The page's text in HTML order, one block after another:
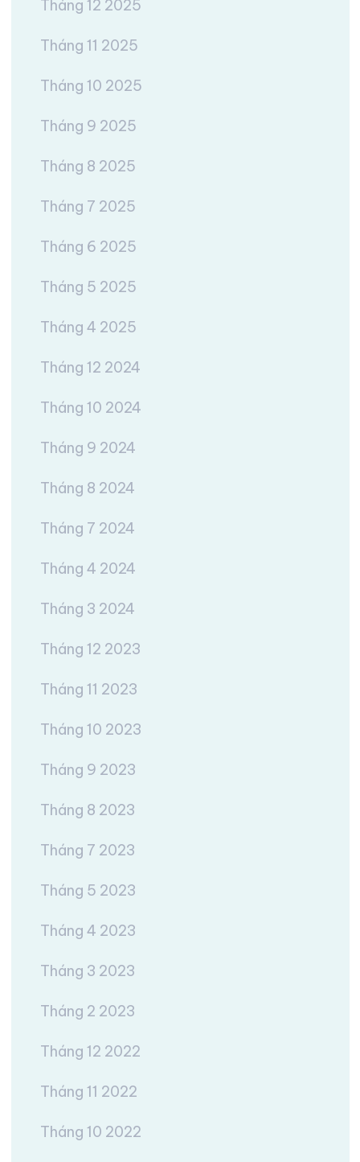
Tháng 12 2025
Tháng 11 2025
Tháng 10 2025
Tháng 9 2025
Tháng 8 2025
Tháng 7 2025
Tháng 6 2025
Tháng 5 2025
Tháng 4 2025
Tháng 12 2024
Tháng 10 2024
Tháng 9 2024
Tháng 8 2024
Tháng 7 2024
Tháng 4 2024
Tháng 3 2024
Tháng 12 2023
Tháng 11 2023
Tháng 10 2023
Tháng 9 2023
Tháng 8 2023
Tháng 7 2023
Tháng 5 2023
Tháng 4 2023
Tháng 3 2023
Tháng 2 2023
Tháng 12 2022
Tháng 11 2022
Tháng 10 2022